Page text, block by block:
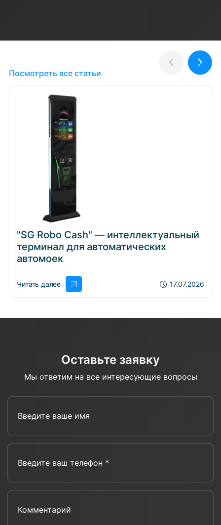
Посмотреть все статьи
Назад
"SG Robo Cash" — интеллектуальный
терминал для автоматических
автомоек
Читать далее 17.07.2026
Оставьте заявку
Мы ответим на все интересующие вопросы